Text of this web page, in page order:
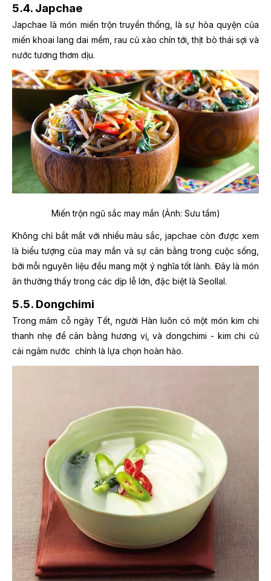
5.4. Japchae
Japchae là món miến trộn truyền thống, là sự hòa quyện của
miến khoai lang dai mềm, rau củ xào chín tới, thịt bò thái sợi và
nước tương thơm dịu.
Miến trộn ngũ sắc may mắn (Ảnh: Sưu tầm)
Không chỉ bắt mắt với nhiều màu sắc, japchae còn được xem
là biểu tượng của may mắn và sự cân bằng trong cuộc sống,
bởi mỗi nguyên liệu đều mang một ý nghĩa tốt lành. Đây là món
ăn thường thấy trong các dịp lễ lớn, đặc biệt là Seollal.
5.5. Dongchimi
Trong mâm cỗ ngày Tết, người Hàn luôn có một món kim chi
thanh nhẹ để cân bằng hương vị, và dongchimi - kim chi củ
cải ngâm nước chính là lựa chọn hoàn hảo.